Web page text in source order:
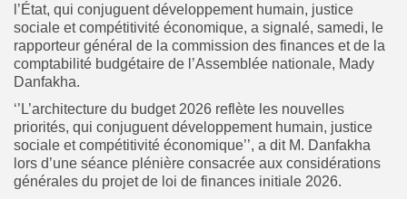
l’État, qui conjuguent développement humain, justice
sociale et compétitivité économique, a signalé, samedi, le
rapporteur général de la commission des finances et de la
comptabilité budgétaire de l’Assemblée nationale, Mady
Danfakha.
‘’L’architecture du budget 2026 reflète les nouvelles
priorités, qui conjuguent développement humain, justice
sociale et compétitivité économique’’, a dit M. Danfakha
lors d’une séance plénière consacrée aux considérations
générales du projet de loi de finances initiale 2026.